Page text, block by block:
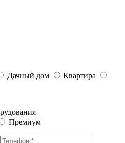
Дачный дом
Квартира
Премиум